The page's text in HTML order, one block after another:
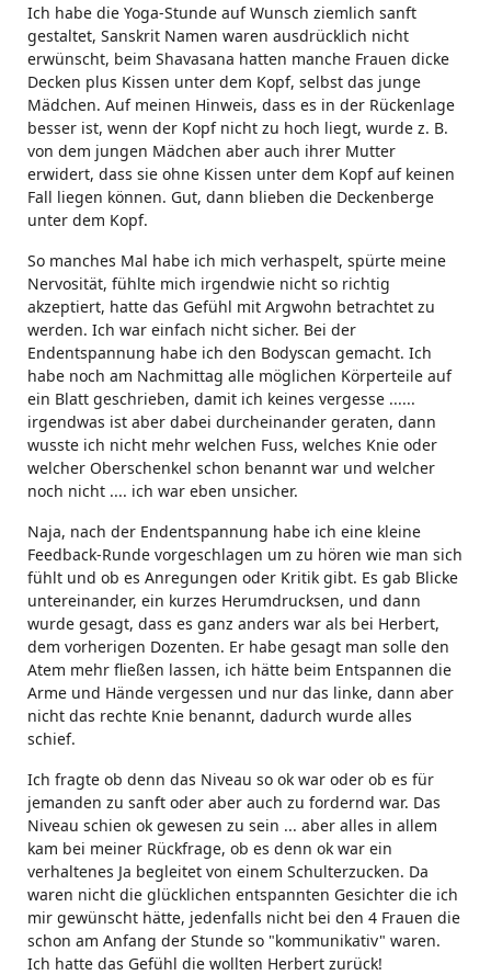
Ich habe die Yoga-Stunde auf Wunsch ziemlich sanft
gestaltet, Sanskrit Namen waren ausdrücklich nicht
erwünscht, beim Shavasana hatten manche Frauen dicke
Decken plus Kissen unter dem Kopf, selbst das junge
Mädchen. Auf meinen Hinweis, dass es in der Rückenlage
besser ist, wenn der Kopf nicht zu hoch liegt, wurde z. B.
von dem jungen Mädchen aber auch ihrer Mutter
erwidert, dass sie ohne Kissen unter dem Kopf auf keinen
Fall liegen können. Gut, dann blieben die Deckenberge
unter dem Kopf.
So manches Mal habe ich mich verhaspelt, spürte meine
Nervosität, fühlte mich irgendwie nicht so richtig
akzeptiert, hatte das Gefühl mit Argwohn betrachtet zu
werden. Ich war einfach nicht sicher. Bei der
Endentspannung habe ich den Bodyscan gemacht. Ich
habe noch am Nachmittag alle möglichen Körperteile auf
ein Blatt geschrieben, damit ich keines vergesse ......
irgendwas ist aber dabei durcheinander geraten, dann
wusste ich nicht mehr welchen Fuss, welches Knie oder
welcher Oberschenkel schon benannt war und welcher
noch nicht .... ich war eben unsicher.
Naja, nach der Endentspannung habe ich eine kleine
Feedback-Runde vorgeschlagen um zu hören wie man sich
fühlt und ob es Anregungen oder Kritik gibt. Es gab Blicke
untereinander, ein kurzes Herumdrucksen, und dann
wurde gesagt, dass es ganz anders war als bei Herbert,
dem vorherigen Dozenten. Er habe gesagt man solle den
Atem mehr fließen lassen, ich hätte beim Entspannen die
Arme und Hände vergessen und nur das linke, dann aber
nicht das rechte Knie benannt, dadurch wurde alles
schief.
Ich fragte ob denn das Niveau so ok war oder ob es für
jemanden zu sanft oder aber auch zu fordernd war. Das
Niveau schien ok gewesen zu sein ... aber alles in allem
kam bei meiner Rückfrage, ob es denn ok war ein
verhaltenes Ja begleitet von einem Schulterzucken. Da
waren nicht die glücklichen entspannten Gesichter die ich
mir gewünscht hätte, jedenfalls nicht bei den 4 Frauen die
schon am Anfang der Stunde so "kommunikativ" waren.
Ich hatte das Gefühl die wollten Herbert zurück!